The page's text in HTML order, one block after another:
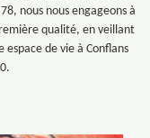
nous nous engageons à
qualité, en veillant
de vie à Conflans